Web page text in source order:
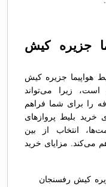
جزیره کیش
هواپیما جزیره کیش
است، زیرا می‌تواند
را برای شما فراهم
خرید بلیط پروازهای
انتخاب از بین
می‌کند. مزایای خرید
کیش رفسنجان